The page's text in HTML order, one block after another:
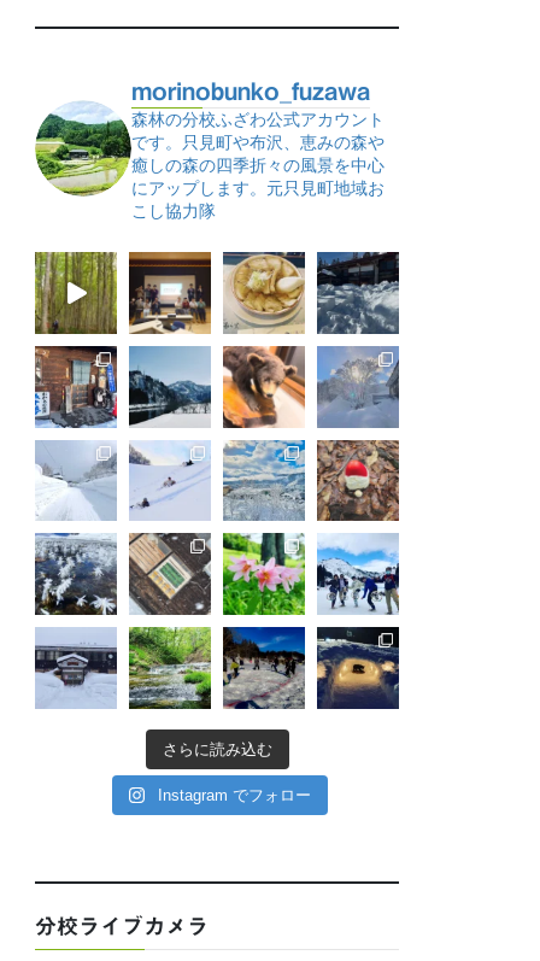
morinobunko_fuzawa
森林の分校ふざわ公式アカウント
です。只見町や布沢、恵みの森や
癒しの森の四季折々の風景を中心
にアップします。元只見町地域お
こし協力隊
さらに読み込む
Instagram でフォロー
分校ライブカメラ